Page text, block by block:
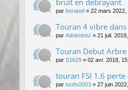
bruit en debrayant
par borated » 22 mars 2022,
Touran 4 vibre
par Adrientrez » 21 juil.
Touran Debut Arbre
par S1629 » 02 avr. 2018,
touran FSI 1.6 perte
par toufsi2003 » 27 juin